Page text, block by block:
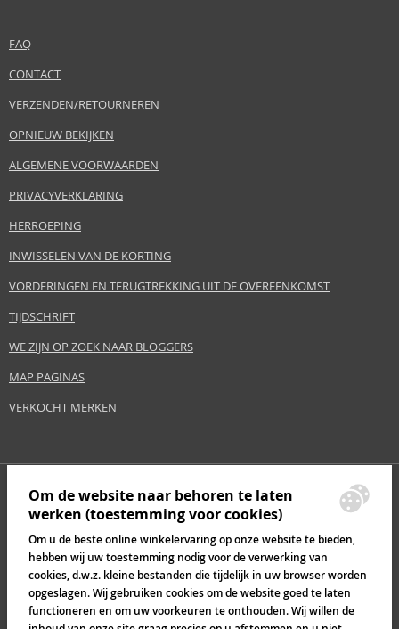
FAQ
CONTACT
VERZENDEN/RETOURNEREN
OPNIEUW BEKIJKEN
ALGEMENE VOORWAARDEN
PRIVACYVERKLARING
HERROEPING
INWISSELEN VAN DE KORTING
VORDERINGEN EN TERUGTREKKING UIT DE OVEREENKOMST
TIJDSCHRIFT
WE ZIJN OP ZOEK NAAR BLOGGERS
MAP PAGINAS
VERKOCHT MERKEN
Om de website naar behoren te laten
werken (toestemming voor cookies)
Om u de beste online winkelervaring op onze website te bieden,
hebben wij uw toestemming nodig voor de verwerking van
cookies, d.w.z. kleine bestanden die tijdelijk in uw browser worden
opgeslagen. Wij gebruiken cookies om de website goed te laten
functioneren en om uw voorkeuren te onthouden. Wij willen de